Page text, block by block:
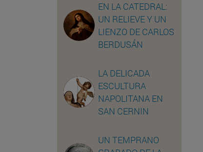
EN LA CATEDRAL:
UN RELIEVE Y UN
LIENZO DE CARLOS
BERDUSÁN
LA DELICADA
ESCULTURA
NAPOLITANA EN
SAN CERNIN
UN TEMPRANO